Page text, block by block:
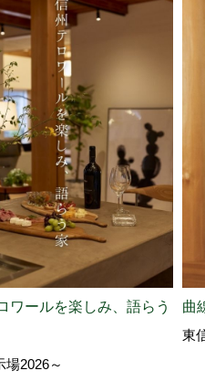
ワールを楽しみ、語らう
場2026～
曲
東